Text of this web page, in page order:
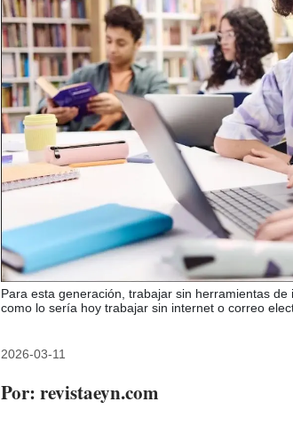
Para esta generación, trabajar sin herramientas
como lo sería hoy trabajar sin internet o correo
2026-03-11
Por: revistaeyn.com